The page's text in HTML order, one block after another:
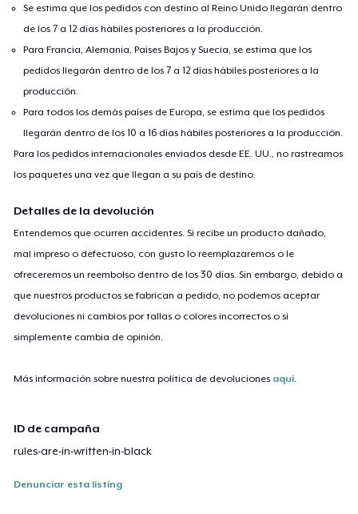
Se estima que los pedidos con destino al Reino Unido llegarán dentro
de los 7 a 12 días hábiles posteriores a la producción.
Para Francia, Alemania, Países Bajos y Suecia, se estima que los
pedidos llegarán dentro de los 7 a 12 días hábiles posteriores a la
producción.
Para todos los demás países de Europa, se estima que los pedidos
llegarán dentro de los 10 a 16 días hábiles posteriores a la producción.
Para los pedidos internacionales enviados desde EE. UU., no rastreamos
los paquetes una vez que llegan a su país de destino.
Detalles de la devolución
Entendemos que ocurren accidentes. Si recibe un producto dañado,
mal impreso o defectuoso, con gusto lo reemplazaremos o le
ofreceremos un reembolso dentro de los 30 días. Sin embargo, debido a
que nuestros productos se fabrican a pedido, no podemos aceptar
devoluciones ni cambios por tallas o colores incorrectos o si
simplemente cambia de opinión.
Más información sobre nuestra política de devoluciones aquí.
ID de campaña
rules-are-in-written-in-black
Denunciar esta listing